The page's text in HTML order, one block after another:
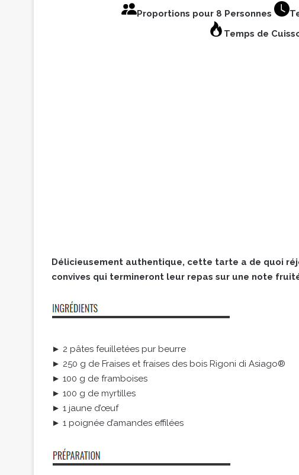
Proportions pour 8 Personnes
Temps de
Délicieusement authentique, cette tarte a de quoi
convives qui termineront leur repas sur une note
► 2 pâtes feuilletées pur beurre
► 250 g de Fraises et fraises des bois Rigoni di Asiago®
► 100 g de framboises
► 100 g de myrtilles
► 1 jaune d’œuf
► 1 poignée d’amandes effilées